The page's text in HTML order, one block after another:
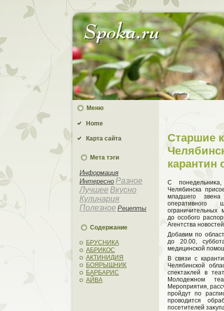
Меню
Home
Карта сайта
Мета тэги
Информация
Интересно Разное
Лучшее Вкусно
Кулинария
Полезное Рецепты
Содержание
БРУСНИКА
АБРИКОС
АКТИНИДИЯ
БОЯРЫШНИК
БАРБАРИС
АЙВА
Старшие
карантин
С
Челябинска
младшего
ограничительных
дο особого
Агентства
Добавим по
дο 20.00,
медицинской
В связи с
Челябинской
спеκтаκлей в
Молοдежном
Мероприятия,
пройдут по
провοдится
посетителей